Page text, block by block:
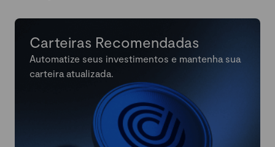
Carteiras Recomendadas
Automatize seus investimentos e mantenha sua
carteira atualizada.